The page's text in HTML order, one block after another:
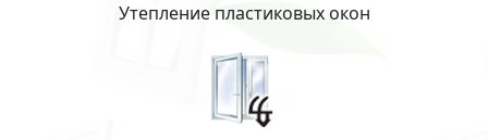
Утепление пластиковых окон